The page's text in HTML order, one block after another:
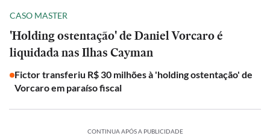
CASO MASTER
'Holding ostentação' de Daniel Vorcaro é
liquidada nas Ilhas Cayman
Fictor transferiu R$ 30 milhões à 'holding ostentação' de
Vorcaro em paraíso fiscal
CONTINUA APÓS A PUBLICIDADE